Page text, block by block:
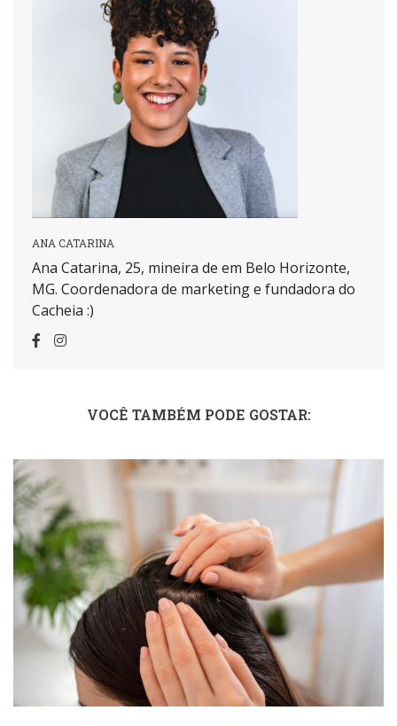
ANA CATARINA
Ana Catarina, 25, mineira de em Belo Horizonte,
MG. Coordenadora de marketing e fundadora do
Cacheia :)
VOCÊ TAMBÉM PODE GOSTAR: